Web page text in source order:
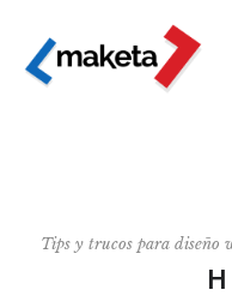
Tips y trucos para diseño